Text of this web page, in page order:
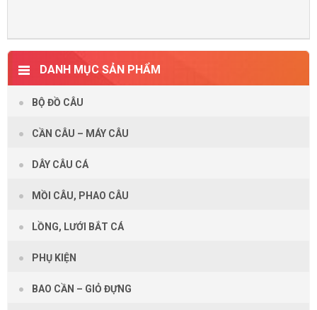
DANH MỤC SẢN PHẨM
BỘ ĐỒ CÂU
CẦN CÂU – MÁY CÂU
DÂY CÂU CÁ
MỒI CÂU, PHAO CÂU
LỒNG, LƯỚI BẮT CÁ
PHỤ KIỆN
BAO CẦN – GIỎ ĐỰNG